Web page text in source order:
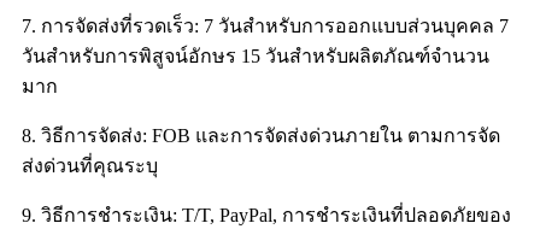
7. การจัดส่งที่รวดเร็ว: 7 วันสำหรับการออกแบบส่วนบุคคล 7
วันสำหรับการพิสูจน์อักษร 15 วันสำหรับผลิตภัณฑ์จำนวน
มาก
8. วิธีการจัดส่ง: FOB และการจัดส่งด่วนภายใน ตามการจัด
ส่งด่วนที่คุณระบุ
9. วิธีการชำระเงิน: T/T, PayPal, การชำระเงินที่ปลอดภัยของ